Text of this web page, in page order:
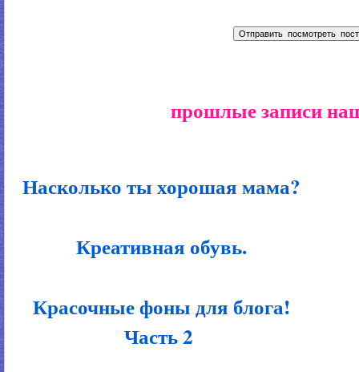
прошлые записи
Насколько ты хорошая мама?
Креативная обувь.
Красочные фоны для блога!
Часть 2